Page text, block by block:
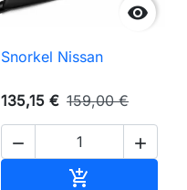

Snorkel Nissan
135,15 € 159,00 €
 
